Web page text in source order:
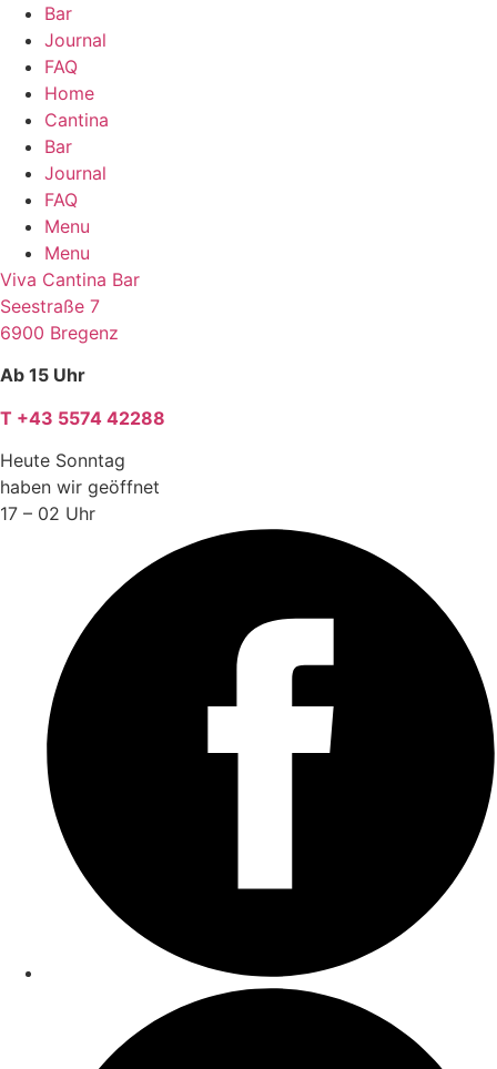
Bar
Journal
FAQ
Home
Cantina
Bar
Journal
FAQ
Menu
Menu
Viva Cantina Bar
Seestraße 7
6900 Bregenz
Ab 15 Uhr
T +43 5574 42288
Heute Sonntag
haben wir geöffnet
17 – 02 Uhr